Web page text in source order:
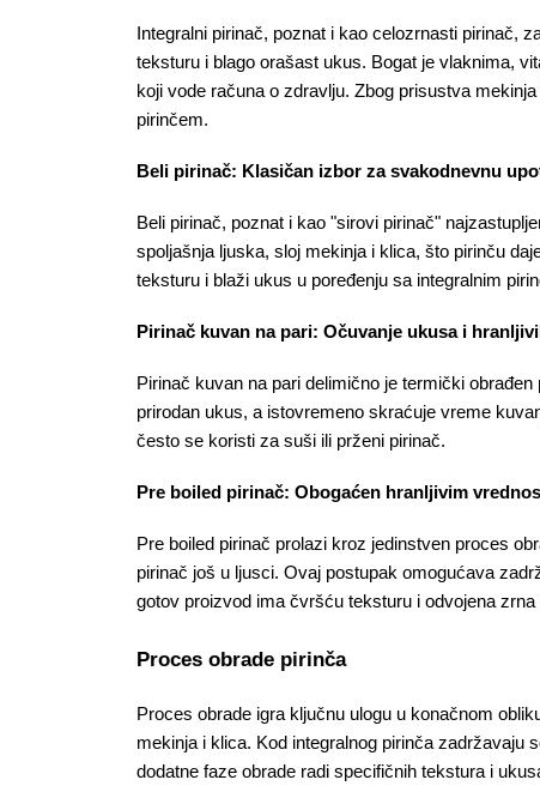
Integralni pirinač, poznat i kao celozrnasti pirinač,
teksturu i blago orašast ukus. Bogat je vlaknima,
koji vode računa o zdravlju. Zbog prisustva
pirinčem.
Beli pirinač: Klasičan izbor za svakodnevnu
Beli pirinač, poznat i kao "sirovi pirinač"
spoljašnja ljuska, sloj mekinja i klica, što pirinču
teksturu i blaži ukus u poređenju sa integralnim
Pirinač kuvan na pari: Očuvanje ukusa i
Pirinač kuvan na pari delimično je termički
prirodan ukus, a istovremeno skraćuje vreme
često se koristi za suši ili prženi pirinač.
Pre boiled pirinač: Obogaćen hranljivim
Pre boiled pirinač prolazi kroz jedinstven proces
pirinač još u ljusci. Ovaj postupak omogućava
gotov proizvod ima čvršću teksturu i odvojena zrna
Proces obrade pirinča
Proces obrade igra ključnu ulogu u konačnom
mekinja i klica. Kod integralnog pirinča zadržavaju
dodatne faze obrade radi specifičnih tekstura i